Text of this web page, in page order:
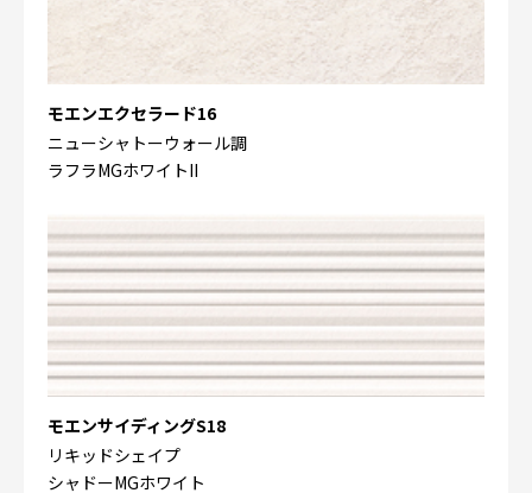
モエンエクセラード16
ニューシャトーウォール調
ラフラMGホワイトII
モエンサイディングS18
リキッドシェイプ
シャドーMGホワイト